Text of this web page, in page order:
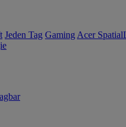
Jeden Tag Gaming Acer